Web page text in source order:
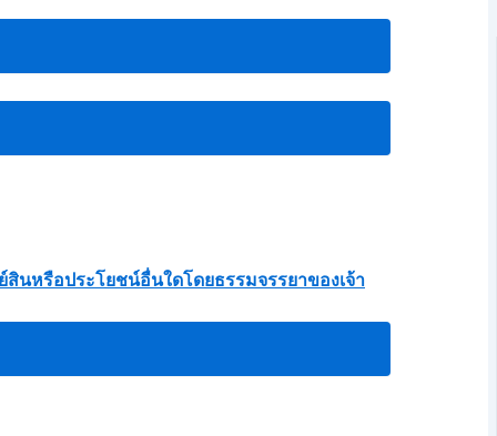
นหรือประโยชน์อื่นใดโดยธรรมจรรยาของเจ้า